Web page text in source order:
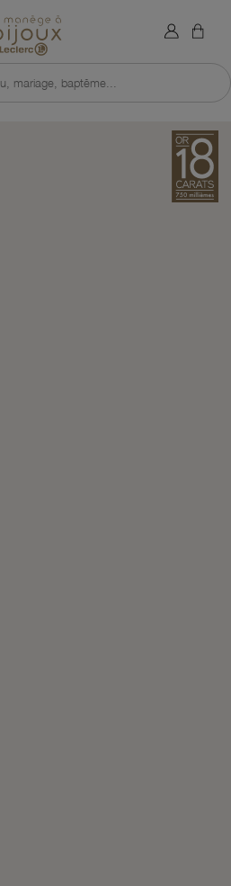
Retour à l'accueil du site
mariage, baptême...
×